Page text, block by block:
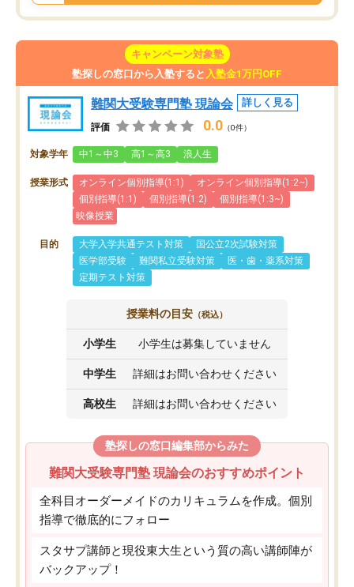
キャンペーン対象塾
塾探しの窓口から入塾すると 入塾金1万円OFF
難関大受験専門塾 現論会 詳しく見る
評価 0.0 （0件）
対象学年 中1～中3 高1～高3 浪人生
授業形式 オンライン個別指導(1:1)
オンライン個別指導(1:2~)
個別指導(1:1)
個別指導(1:2)
個別指導(1:3~)
映像授業
目的 大学入学共通テスト対策
国公立2次試験対策
医学部受験
難関私立受験対策
医・歯・薬系対策
定期テスト対策
授業料の目安 （税込）
小学生 小学生は募集していません
中学生 詳細はお問い合わせください
高校生 詳細はお問い合わせください
塾探しの窓口編集部からみた
難関大受験専門塾 現論会のおすすめポイント
全科目オーダーメイドのカリキュラムを作成。個別
指導で徹底的にフォロー
スタサプ講師と現役東大生という質の高い講師陣が
バックアップ！